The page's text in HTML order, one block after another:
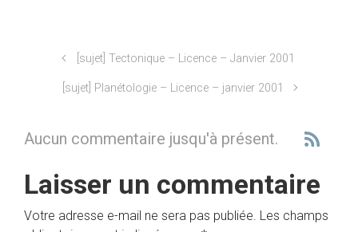
[sujet] Tectonique – Licence – Janvier 2001
[sujet] Planétologie – Licence – janvier 2001
Aucun commentaire jusqu'à présent.
Laisser un commentaire
Votre adresse e-mail ne sera pas publiée. Les champs